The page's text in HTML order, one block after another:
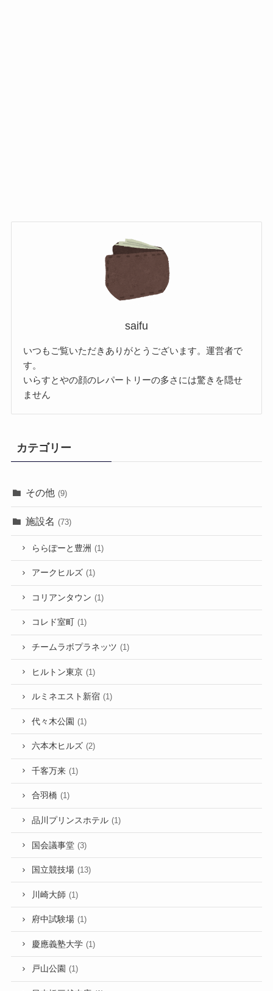
saifu
いつもご覧いただきありがとうございます。運営者で
す。
いらすとやの顔のレパートリーの多さには驚きを隠せ
ません
カテゴリー
その他 (9)
施設名 (73)
ららぽーと豊洲 (1)
アークヒルズ (1)
コリアンタウン (1)
コレド室町 (1)
チームラボプラネッツ (1)
ヒルトン東京 (1)
ルミネエスト新宿 (1)
代々木公園 (1)
六本木ヒルズ (2)
千客万来 (1)
合羽橋 (1)
品川プリンスホテル (1)
国会議事堂 (3)
国立競技場 (13)
川崎大師 (1)
府中試験場 (1)
慶應義塾大学 (1)
戸山公園 (1)